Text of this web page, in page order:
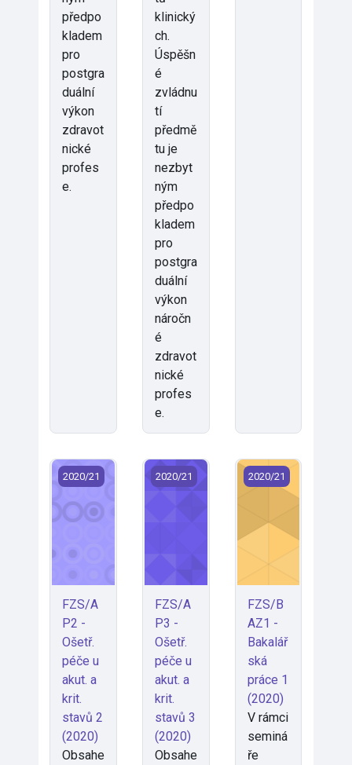
předpo
kladem
pro
postgra
duální
výkon
zdravot
nické
profes
e.
klinický
ch.
Úspěšn
é
zvládnu
tí
předmě
tu je
nezbyt
ným
předpo
kladem
pro
postgra
duální
výkon
náročn
é
zdravot
nické
profes
e.
FZS/AP2 - Ošetř. péče u akut. a krit. stavů 2 (2020)
2020/21
FZS/A
P2 -
Ošetř.
péče u
akut. a
krit.
stavů 2
(2020)
Obsahe
FZS/AP3 - Ošetř. péče u akut. a krit.
2020/21
FZS/A
P3 -
Ošetř.
péče u
akut. a
krit.
stavů 3
(2020)
Obsahe
FZS/BAZ1 -
2020/21
FZS/B
AZ1 -
Bakalář
ská
práce 1
(2020)
V rámci
seminá
ře